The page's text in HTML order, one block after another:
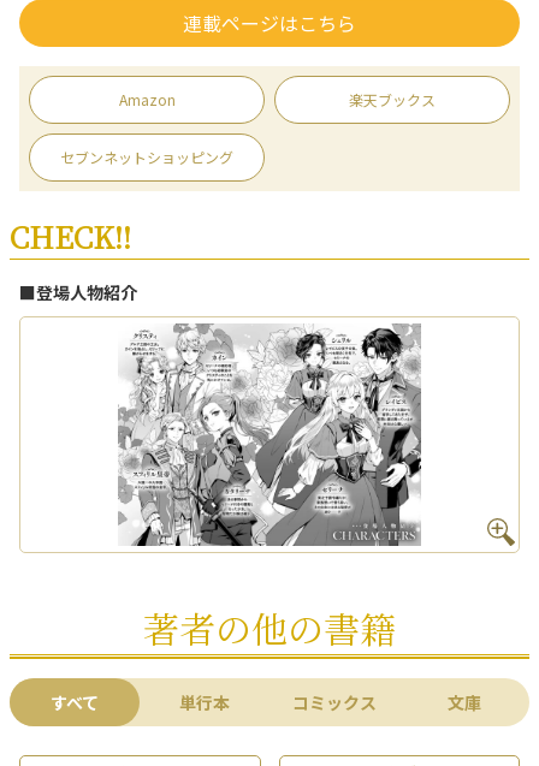
連載ページはこちら
Amazon 楽天ブックス
セブンネットショッピング
CHECK!!
■登場人物紹介
著者の他の書籍
すべて 単行本 コミックス 文庫